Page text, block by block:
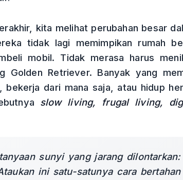
kita melihat perubahan besar
tidak lagi memimpikan rumah
mobil. Tidak merasa harus
Golden Retriever. Banyak yang
dari mana saja, atau hidup
slow living, frugal living,
sunyi yang jarang dilontarkan:
ini satu-satunya cara bertahan